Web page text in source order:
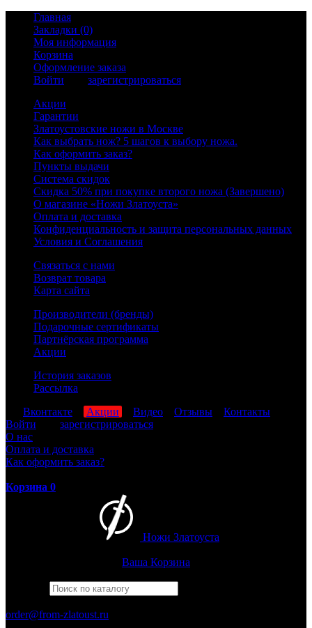
Главная
Закладки (0)
Моя информация
Корзина
Оформление заказа
Войти
зарегистрироваться
Акции
Гарантии
Златоустовские ножи в Москве
Как выбрать нож? 5 шагов к выбору ножа.
Как оформить заказ?
Пункты выдачи
Система скидок
Скидка 50% при покупке второго ножа (Завершено)
О магазине «Ножи Златоуста»
Оплата и доставка
Конфиденциальность и защита персональных данных
Условия и Соглашения
Связаться с нами
Возврат товара
Карта сайта
Производители (бренды)
Подарочные сертификаты
Партнёрская программа
Акции
История заказов
Рассылка
Вконтакте Акции Видео Отзывы
Контакты
Войти
зарегистрироваться
О нас
Оплата и доставка
Как оформить заказ?
Корзина 0
Ножи Златоуста
Ваша Корзина
order@from-zlatoust.ru